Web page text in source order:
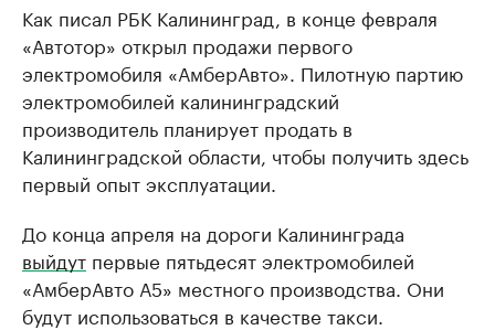
Как писал РБК Калининград, в конце февраля
«Автотор» открыл продажи первого
электромобиля «АмберАвто». Пилотную партию
электромобилей калининградский
производитель планирует продать в
Калининградской области, чтобы получить здесь
первый опыт эксплуатации.
До конца апреля на дороги Калининграда
выйдут первые пятьдесят электромобилей
«АмберАвто А5» местного производства. Они
будут использоваться в качестве такси.